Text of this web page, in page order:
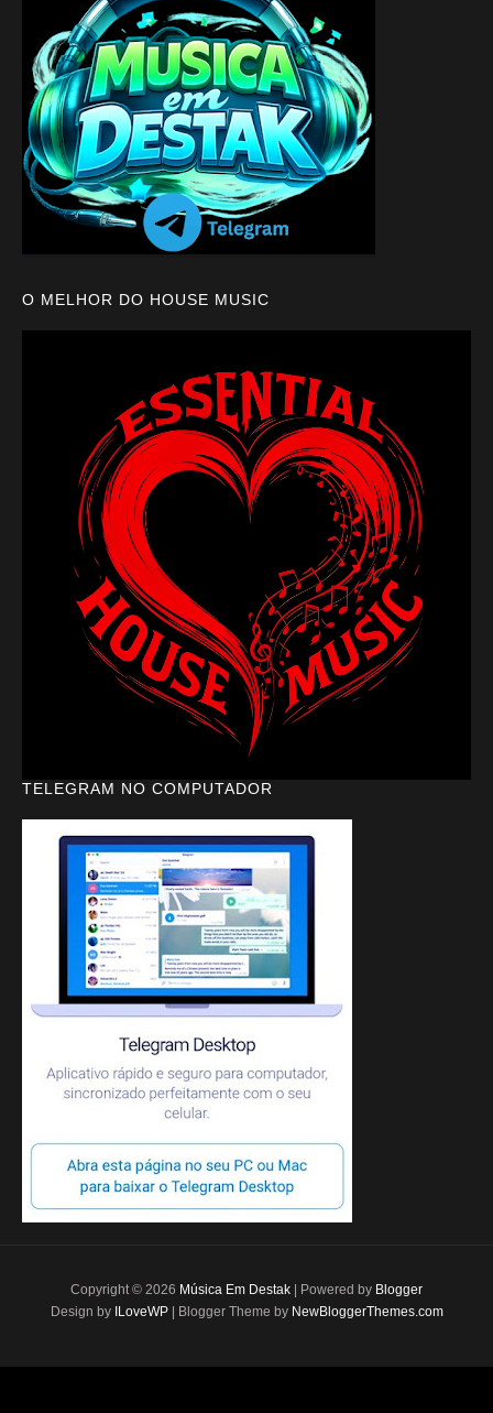
O MELHOR DO HOUSE MUSIC
TELEGRAM NO COMPUTADOR
Copyright © 2026 Música Em Destak | Powered by Blogger
Design by ILoveWP| Blogger Theme by NewBloggerThemes.com